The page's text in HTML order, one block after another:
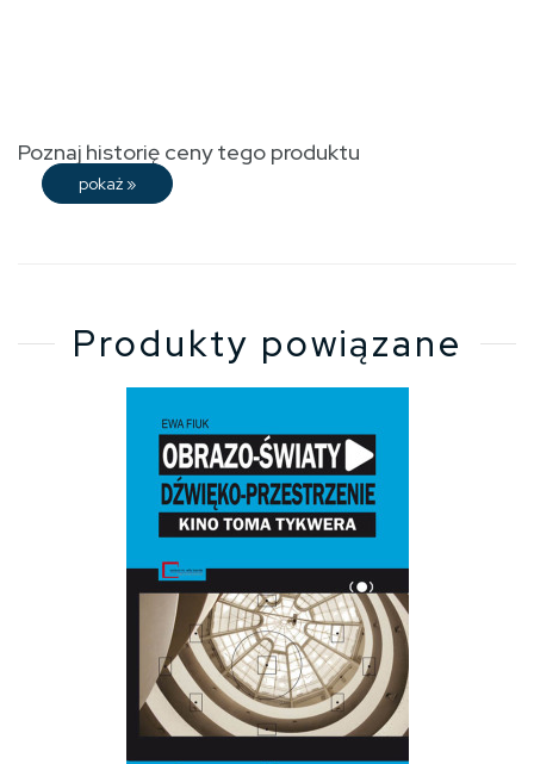
Poznaj historię ceny tego produktu
pokaż »
Produkty powiązane